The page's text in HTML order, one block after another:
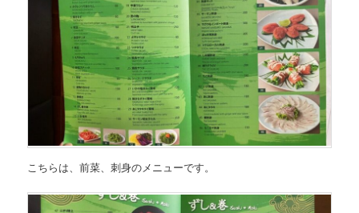
こちらは、前菜、刺身のメニューです。